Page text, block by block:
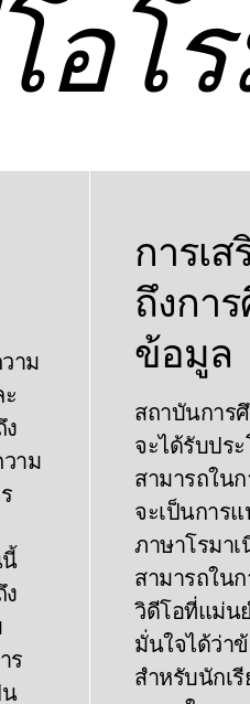
อโ
าม
ง
าม
ง
ร
การเส
ถึงกา
ข้อมูล
สถาบันการ
จะได้รับปร
สามารถใน
จะเป็นการ
ภาษาโรมา
สามารถใน
วิดีโอที่แม่น
มั่นใจได้ว่า
สําหรับนักเ